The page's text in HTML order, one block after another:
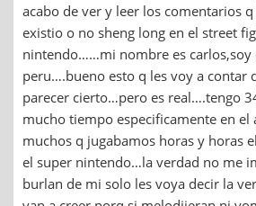
acabo de ver y leer los comentarios
existio o no sheng long en el street
nintendo……mi nombre es carlos,soy
peru….bueno esto q les voy a contar
parecer cierto…pero es real….tengo
mucho tiempo especificamente en
muchos q jugabamos horas y horas
el super nintendo…la verdad no me
burlan de mi solo les voya decir la